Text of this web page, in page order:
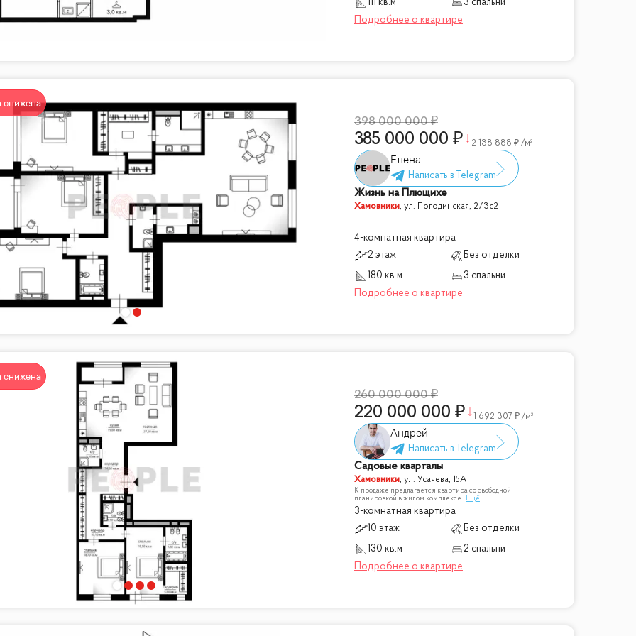
111 кв.м 3 спальни
снижена
398 000 000
385 000 000 2 138 888 /м²
Елена
Жизнь на Плющихе
Хамовники, ул. Погодинская, 2/3с2
4-комнатная квартира
2 этаж
Без отделки
180 кв.м
3 спальни
снижена
260 000 000
220 000 000 1 692 307 /м²
Андрей
Садовые кварталы
Хамовники, ул. Усачева, 15А
К продаже предлагается квартира со свободной
планировкой в жилом комплексе...Ещё
3-комнатная квартира
10 этаж
Без отделки
130 кв.м
2 спальни